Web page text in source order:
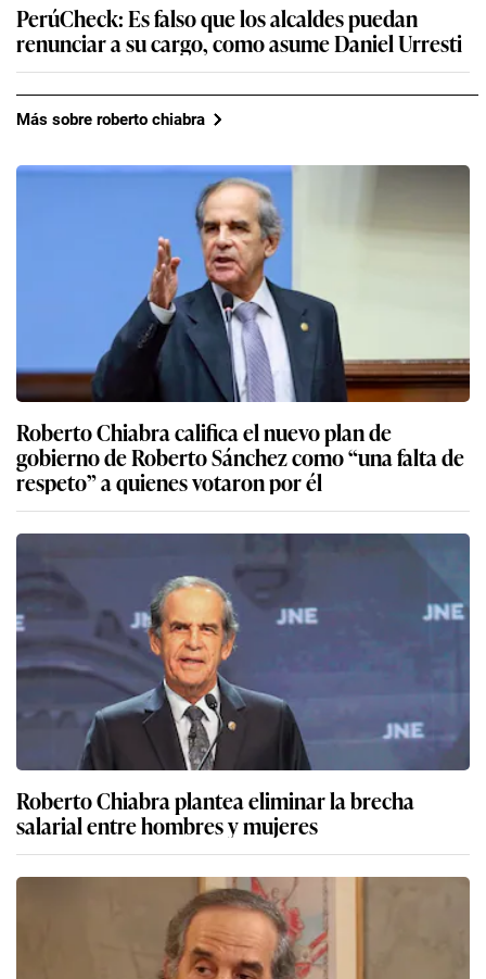
PerúCheck: Es falso que los alcaldes puedan
renunciar a su cargo, como asume Daniel Urresti
Más sobre roberto chiabra
Roberto Chiabra califica el nuevo plan de
gobierno de Roberto Sánchez como “una falta de
respeto” a quienes votaron por él
Roberto Chiabra plantea eliminar la brecha
salarial entre hombres y mujeres